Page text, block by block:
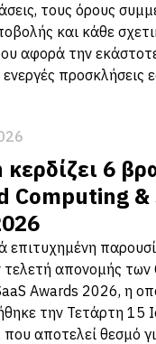
τους όρους
και κάθε
αφορά την
ενεργές προσκλήσεις
6
Computing &
επιτυχημένη
τελετή απονομής των
Awards 2026, η
την Τετάρτη 15
αποτελεί θεσμό